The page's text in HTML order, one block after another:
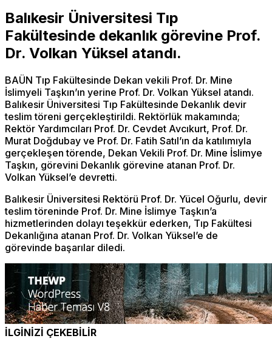
Balıkesir Üniversitesi Tıp
Fakültesinde dekanlık görevine Prof.
Dr. Volkan Yüksel atandı.
BAÜN Tıp Fakültesinde Dekan vekili Prof. Dr. Mine
İslimyeli Taşkın’ın yerine Prof. Dr. Volkan Yüksel atandı.
Balıkesir Üniversitesi Tıp Fakültesinde Dekanlık devir
teslim töreni gerçekleştirildi. Rektörlük makamında;
Rektör Yardımcıları Prof. Dr. Cevdet Avcıkurt, Prof. Dr.
Murat Doğdubay ve Prof. Dr. Fatih Satıl’ın da katılımıyla
gerçekleşen törende, Dekan Vekili Prof. Dr. Mine İslimye
Taşkın, görevini Dekanlık görevine atanan Prof. Dr.
Volkan Yüksel’e devretti.
Balıkesir Üniversitesi Rektörü Prof. Dr. Yücel Oğurlu, devir
teslim töreninde Prof. Dr. Mine İslimye Taşkın’a
hizmetlerinden dolayı teşekkür ederken, Tıp Fakültesi
Dekanlığına atanan Prof. Dr. Volkan Yüksel’e de
görevinde başarılar diledi.
İLGİNİZİ ÇEKEBİLİR